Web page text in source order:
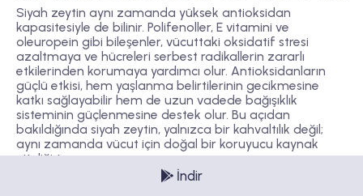
Siyah zeytin aynı zamanda yüksek antioksidan
kapasitesiyle de bilinir. Polifenoller, E vitamini ve
oleuropein gibi bileşenler, vücuttaki oksidatif stresi
azaltmaya ve hücreleri serbest radikallerin zararlı
etkilerinden korumaya yardımcı olur. Antioksidanların
güçlü etkisi, hem yaşlanma belirtilerinin gecikmesine
katkı sağlayabilir hem de uzun vadede bağışıklık
sisteminin güçlenmesine destek olur. Bu açıdan
bakıldığında siyah zeytin, yalnızca bir kahvaltılık değil;
aynı zamanda vücut için doğal bir koruyucu kaynak
niteliği taşır.
Sindirim sistemi için de oldukça faydalıdır. Lif içeriği
İndir